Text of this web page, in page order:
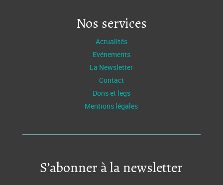
Nos services
Actualités
Evénements
La Newsletter
Contact
Dons et legs
Mentions légales
S’abonner à la newsletter